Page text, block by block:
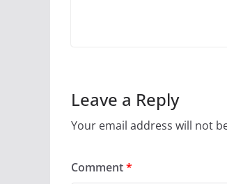
Leave a Reply
Your email address will not
Comment*